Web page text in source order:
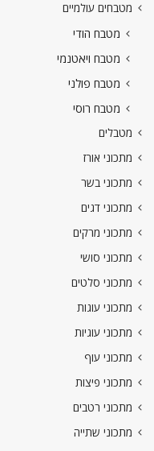
מטבחים עולמיים
מטבח הודי
מטבח ויאטנמי
מטבח פולני
מטבח רוסי
מטבלים
מתכוני אורז
מתכוני בשר
מתכוני דגים
מתכוני מרקים
מתכוני סושי
מתכוני סלטים
מתכוני עוגות
מתכוני עוגיות
מתכוני עוף
מתכוני פיצות
מתכוני רטבים
מתכוני שתייה